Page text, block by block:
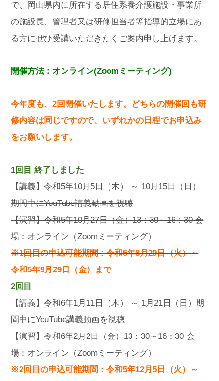
で、岡山県内に所在する居住系養介護施設・事業所
の施設長、管理者又は研修担当者等指導的立場にあ
る方にぜひ受講いただきたくご案内申し上げます。
開催方法：オンライン(Zoomミーティング)
今年度も、2回開催いたします。どちらの開催回も研
修内容は同じですので、いずれかの日程でお申込み
をお願いします。
1回目 終了しました
【講義】令和5年10月5日（木） ～ 10月15日（日）
期間中にYouTube講義動画を視聴
【演習】令和5年10月27日（金）13：30～16：30 会
場：オンライン（Zoomミーティング）
※1回目の申込可能期間 : 令和5年8月29日（火）～
令和5年9月29日（金）まで
2回目
【講義】令和6年1月11日（木） ～ 1月21日（日）期
間中にYouTube講義動画を視聴
【演習】令和6年2月2日（金）13：30～16：30 会
場：オンライン（Zoomミーティング）
※2回目の申込可能期間 : 令和5年12月5日（火）～